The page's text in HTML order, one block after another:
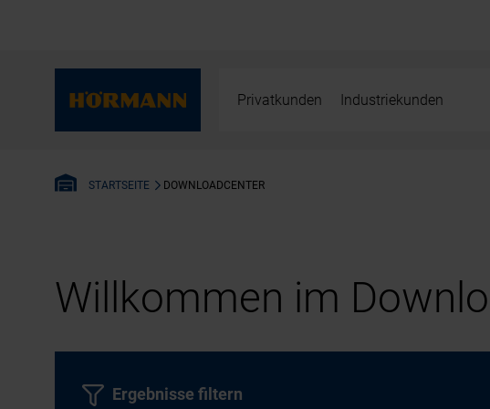
Privatkunden Industriekunden
STARTSEITE DOWNLOADCENTER
Willkommen im
Ergebnisse filtern